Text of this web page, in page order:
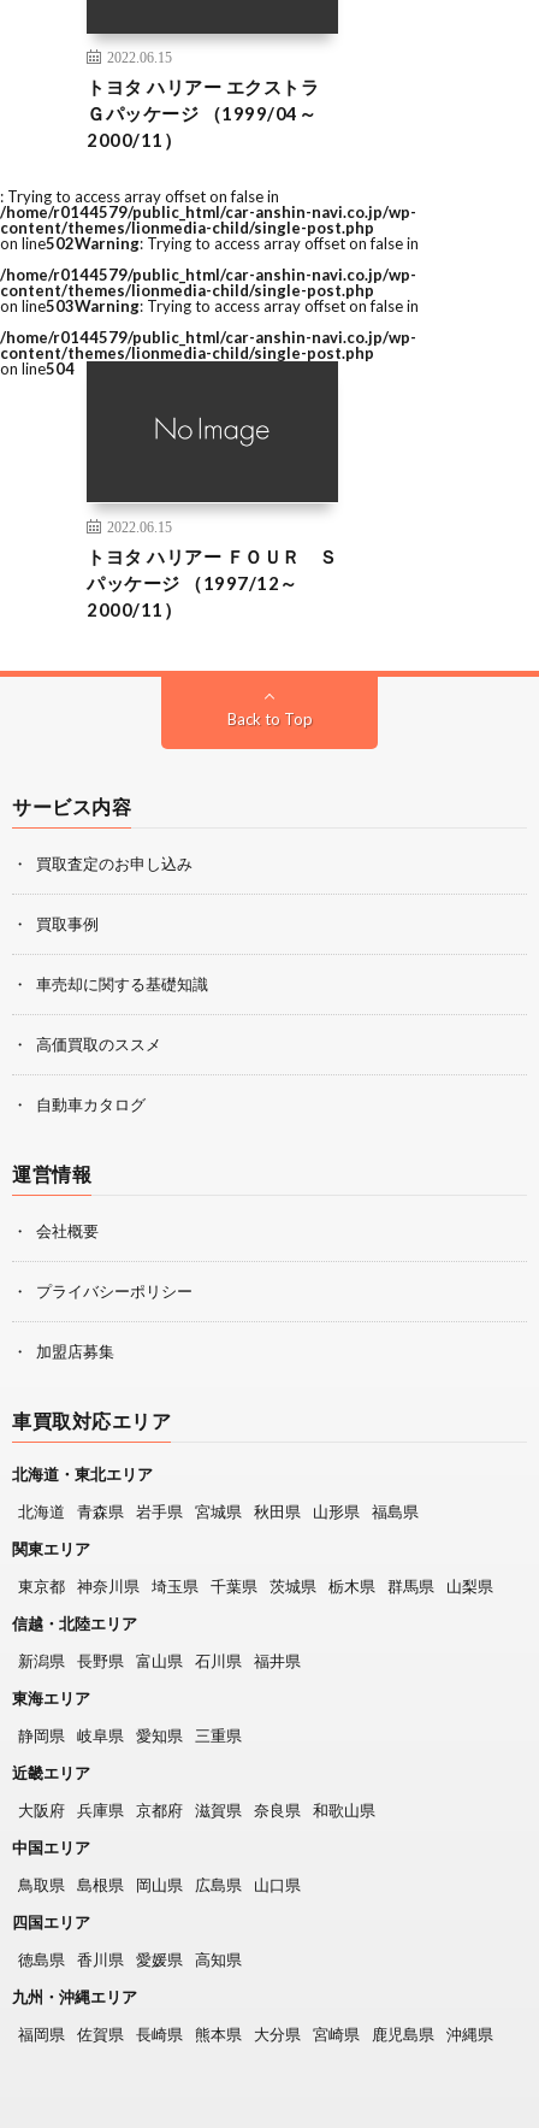
2022.06.15
トヨタ ハリアー エクストラ
Ｇパッケージ （1999/04～
2000/11）
: Trying to access array offset on false in
/home/r0144579/public_html/car-anshin-navi.co.jp/wp-
content/themes/lionmedia-child/single-post.php
on line502Warning: Trying to access array offset on false in
/home/r0144579/public_html/car-anshin-navi.co.jp/wp-
content/themes/lionmedia-child/single-post.php
on line503Warning: Trying to access array offset on false in
/home/r0144579/public_html/car-anshin-navi.co.jp/wp-
content/themes/lionmedia-child/single-post.php
on line504
2022.06.15
トヨタ ハリアー ＦＯＵＲ Ｓ
パッケージ （1997/12～
2000/11）
Back to Top
サービス内容
買取査定のお申し込み
買取事例
車売却に関する基礎知識
高価買取のススメ
自動車カタログ
運営情報
会社概要
プライバシーポリシー
加盟店募集
車買取対応エリア
北海道・東北エリア
北海道
青森県 岩手県 宮城県 秋田県 山形県
福島県
関東エリア
東京都
神奈川県 埼玉県 千葉県 茨城県 栃木県 群馬県
山梨県
信越・北陸エリア
新潟県
長野県 富山県 石川県
福井県
東海エリア
静岡県
岐阜県 愛知県
三重県
近畿エリア
大阪府
兵庫県 京都府 滋賀県 奈良県
和歌山県
中国エリア
鳥取県
島根県 岡山県 広島県
山口県
四国エリア
徳島県
香川県 愛媛県
高知県
九州・沖縄エリア
福岡県
佐賀県 長崎県 熊本県 大分県 宮崎県 鹿児島県 沖縄県